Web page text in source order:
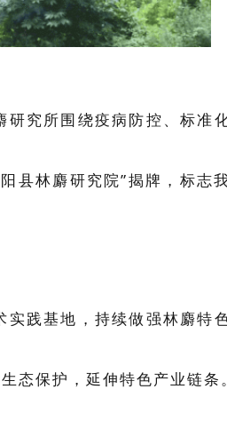
究所围绕疫病防控、标准
县林麝研究院”揭牌， 标志
践基地，持续做强林麝特
态保护，延伸特色产业链条。